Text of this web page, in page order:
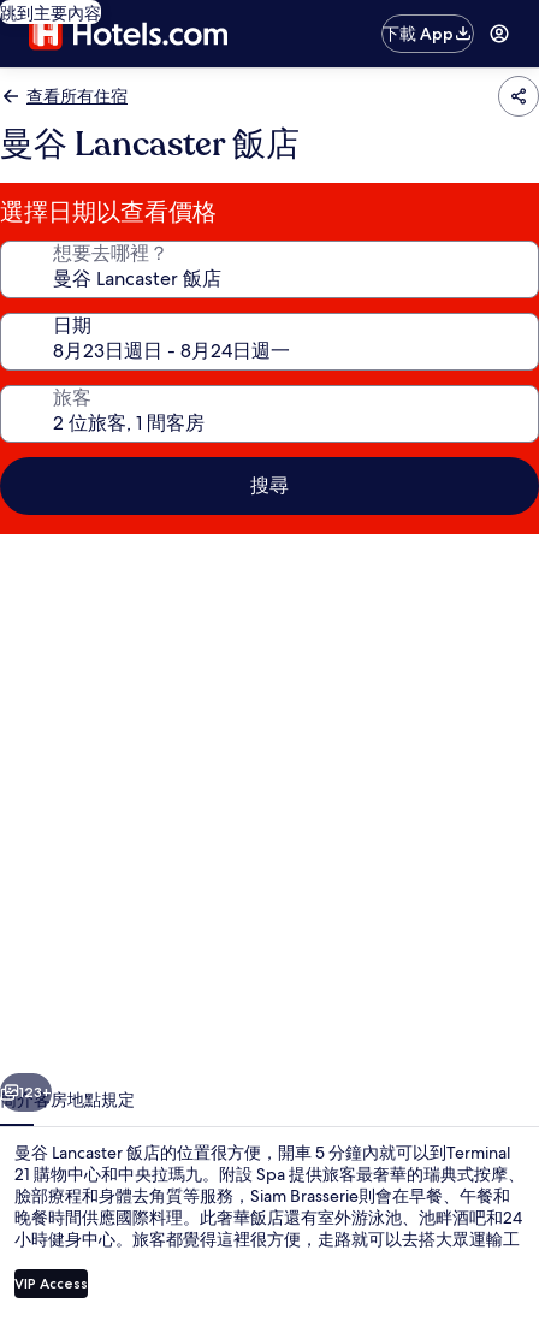
跳到主要內容
下載 App
查看所有住宿
曼谷 Lancaster 飯店
選擇日期以查看價格
想要去哪裡？
日期
旅客
搜尋
片
集
個 下一個
123+
簡介客房地點規定
曼谷 Lancaster 飯店的位置很方便，開車 5 分鐘內就可以到Terminal
21 購物中心和中央拉瑪九。附設 Spa 提供旅客最奢華的瑞典式按摩、
臉部療程和身體去角質等服務，Siam Brasserie則會在早餐、午餐和
晚餐時間供應國際料理。此奢華飯店還有室外游泳池、池畔酒吧和24
小時健身中心。旅客都覺得這裡很方便，走路就可以去搭大眾運輸工
VIP Access